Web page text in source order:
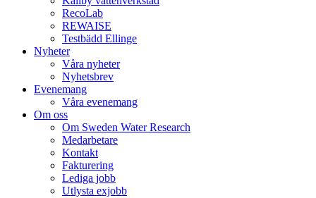
RecoLab
REWAISE
Testbädd Ellinge
Nyheter
Våra nyheter
Nyhetsbrev
Evenemang
Våra evenemang
Om oss
Om Sweden Water Research
Medarbetare
Kontakt
Fakturering
Lediga jobb
Utlysta exjobb